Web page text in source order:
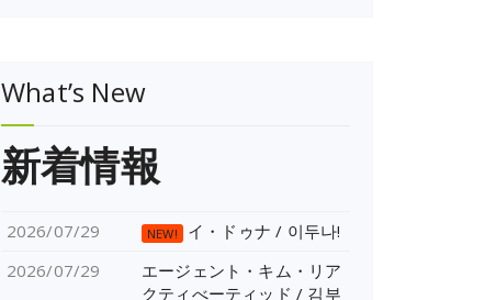
What’s New
新着情報
2026/07/29 NEW! イ・ドゥナ / 이두나!
2026/07/29
エージェント・キム・リア
クティべーティッド / 김부